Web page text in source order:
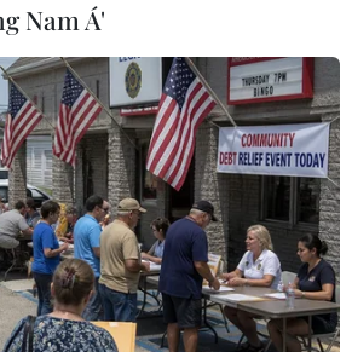
#Trang phục truyền thống
Khánh Hòa Ninh Thuận
Nam Á'